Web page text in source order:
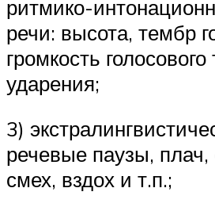
ритмико-
речи: высота, тембр
громкость
ударения;
3)
речевые паузы,
смех, вздох и т.п.;